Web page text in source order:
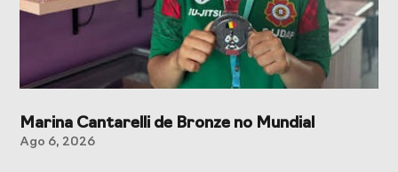
Marina Cantarelli de Bronze no Mundial
Ago 6, 2026